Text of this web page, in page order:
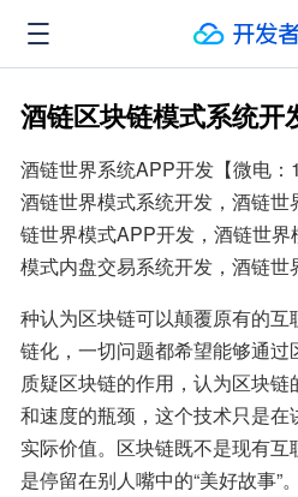
酒链区块链模式系统开
酒链世界系统APP开发【微电：
酒链世界模式系统开发，酒链世
链世界模式APP开发，酒链世
模式内盘交易系统开发，酒链
种认为区块链可以颠覆原有的
链化，一切问题都希望能够通
质疑区块链的作用，认为区块
和速度的瓶颈，这个技术只是在
实际价值。区块链既不是现有
是停留在别人嘴中的“美好故事”